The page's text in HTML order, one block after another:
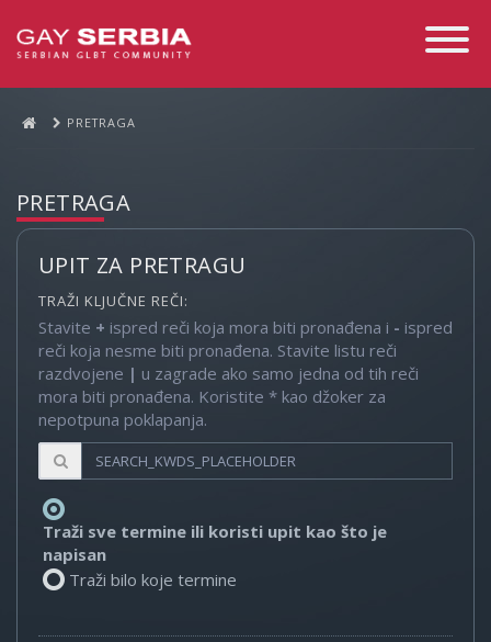
Toggle
PRETRAGA
PRETRAGA
UPIT ZA PRETRAGU
TRAŽI KLJUČNE REČI:
Stavite + ispred reči koja mora biti pronađena i - ispred
reči koja nesme biti pronađena. Stavite listu reči
razdvojene | u zagrade ako samo jedna od tih reči
mora biti pronađena. Koristite * kao džoker za
nepotpuna poklapanja.
Traži sve termine ili koristi upit kao što je
napisan
Traži bilo koje termine